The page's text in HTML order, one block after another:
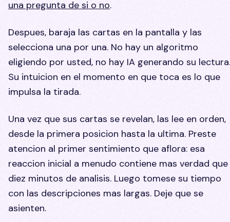
una pregunta de si o no.
Despues, baraja las cartas en la pantalla y las
selecciona una por una. No hay un algoritmo
eligiendo por usted, no hay IA generando su lectura.
Su intuicion en el momento en que toca es lo que
impulsa la tirada.
Una vez que sus cartas se revelan, las lee en orden,
desde la primera posicion hasta la ultima. Preste
atencion al primer sentimiento que aflora: esa
reaccion inicial a menudo contiene mas verdad que
diez minutos de analisis. Luego tomese su tiempo
con las descripciones mas largas. Deje que se
asienten.